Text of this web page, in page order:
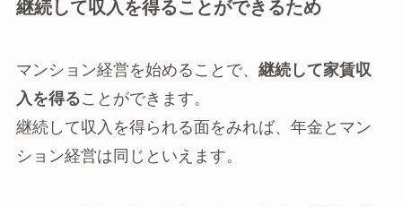
継続して収入を得ることができるため
マンション経営を始めることで、 継続して家賃収
入を得ることができます。
継続して収入を得られる面をみれば、年金とマン
ション経営は同じといえます。